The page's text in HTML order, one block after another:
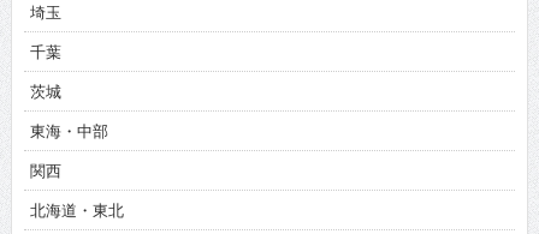
埼玉
千葉
茨城
東海・中部
関西
北海道・東北